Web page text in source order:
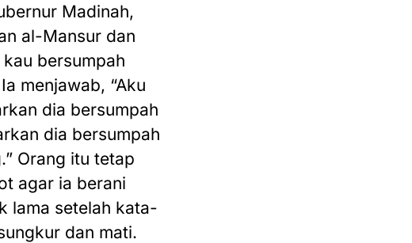
Madinah,
al-Mansur dan
bersumpah
menjawab, “Aku
dia bersumpah
dia bersumpah
Orang itu tetap
agar ia berani
lama setelah kata-
dan mati.